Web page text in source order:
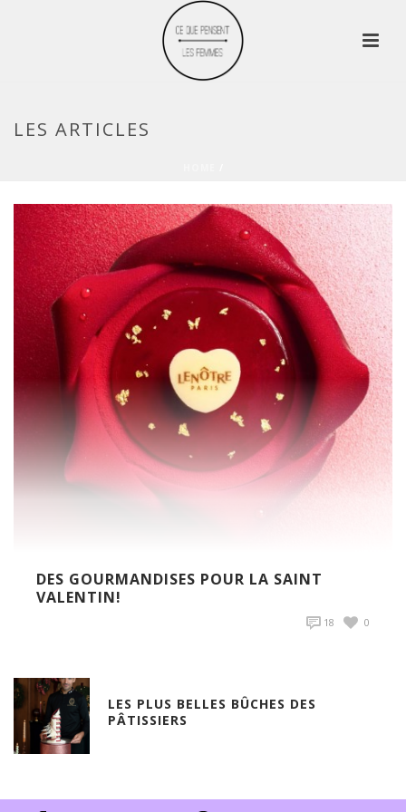
LES ARTICLES
DES GOURMANDISES POUR LA SAINT
VALENTIN!
18 0
LES PLUS BELLES BÛCHES DES
PÂTISSIERS